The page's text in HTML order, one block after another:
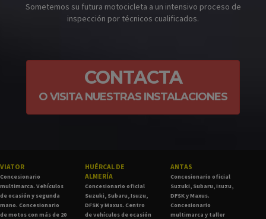
Sometemos su futura motocicleta a un intensivo proceso de
inspección por técnicos cualificados.
CONTACTA
O VISITA NUESTRAS INSTALACIONES
VIATOR
Concesionario
multimarca. Vehículos
de ocasión y segunda
mano. Concesionario
de motos con más de 20
HUÉRCAL DE
ALMERÍA
Concesionario oficial
Suzuki, Subaru, Isuzu,
DFSK y Maxus. Centro
de vehículos de ocasión
ANTAS
Concesionario oficial
Suzuki, Subaru, Isuzu,
DFSK y Maxus.
Concesionario
multimarca y taller